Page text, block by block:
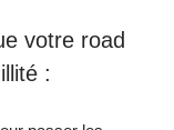
votre road
: